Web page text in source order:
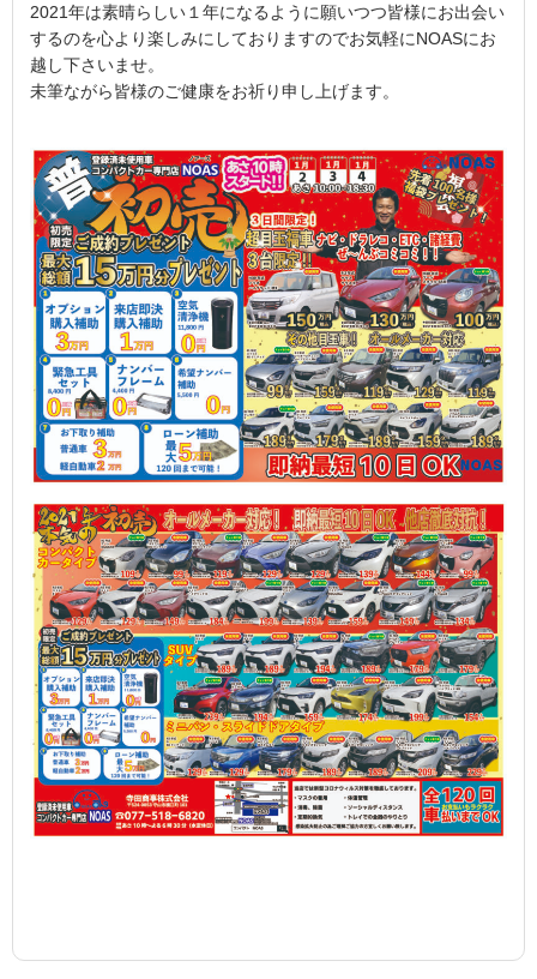
2021年は素晴らしい１年になるように願いつつ皆様にお出会い
するのを心より楽しみにしておりますのでお気軽にNOASにお
越し下さいませ。
未筆ながら皆様のご健康をお祈り申し上げます。